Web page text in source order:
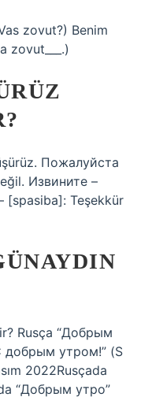
zovut?) Benim
zovut___.)
Пожалуйста
Извините –
[spasiba]: Teşekkür
Rusça “Добрым
добрым утром!” (S
2022Rusçada
“Добрым утро”